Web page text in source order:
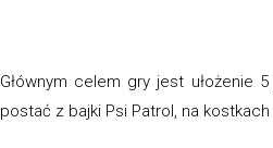
Głównym celem gry jest ułożenie
postać z bajki Psi Patrol, na